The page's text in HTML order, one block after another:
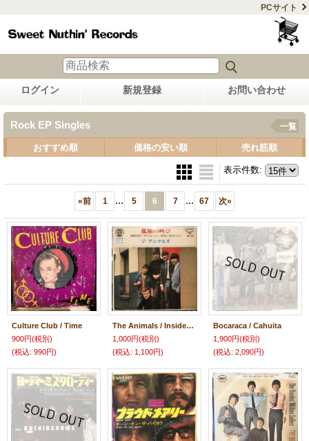
PCサイト
ログイン 新規登録 お問い合わせ
Rock EP Singles 一覧
おすすめ順 価格の安い順 売れ筋順
表示件数:
«前 1 ... 5 6 7 ... 67 次»
Culture Club / Time
900円(税別)
(税込: 990円)
The Animals / Inside-Looking Out
1,000円(税別)
(税込: 1,100円)
Bocaraca / Cahuita
1,900円(税別)
(税込: 2,090円)